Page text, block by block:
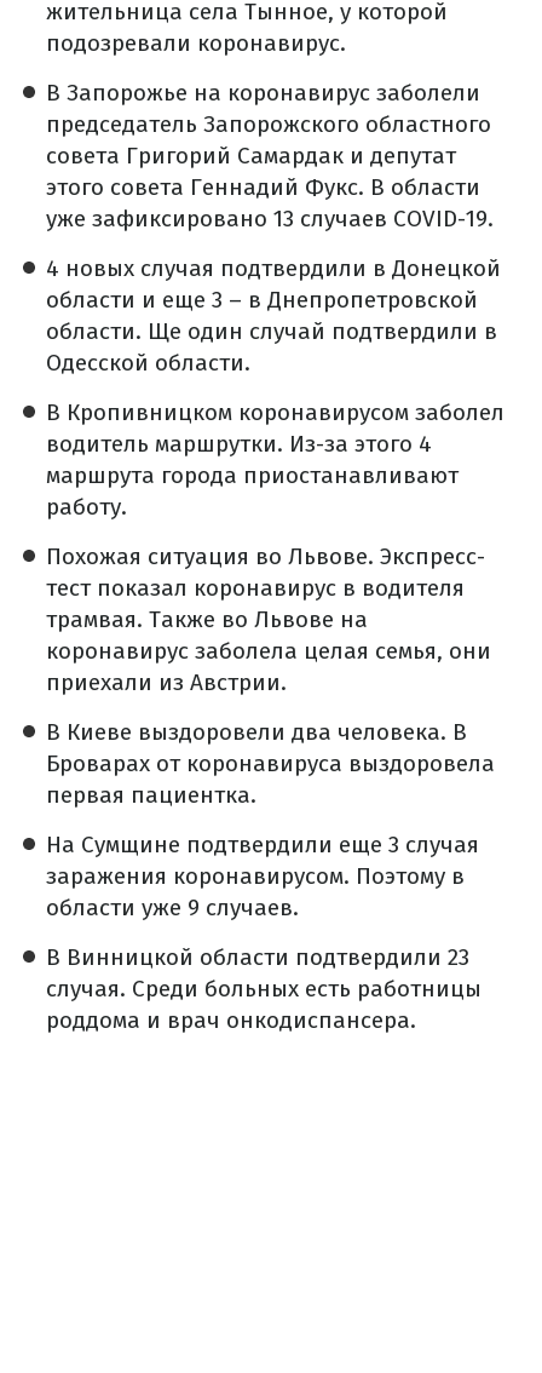
жительница села Тынное, у которой
подозревали коронавирус.
В Запорожье на коронавирус заболели
председатель Запорожского областного
совета Григорий Самардак и депутат
этого совета Геннадий Фукс. В области
уже зафиксировано 13 случаев COVID-19.
4 новых случая подтвердили в Донецкой
области и еще 3 – в Днепропетровской
области. Ще один случай подтвердили в
Одесской области.
В Кропивницком коронавирусом заболел
водитель маршрутки. Из-за этого 4
маршрута города приостанавливают
работу.
Похожая ситуация во Львове. Экспресс-
тест показал коронавирус в водителя
трамвая. Также во Львове на
коронавирус заболела целая семья, они
приехали из Австрии.
В Киеве выздоровели два человека. В
Броварах от коронавируса выздоровела
первая пациентка.
На Сумщине подтвердили еще 3 случая
заражения коронавирусом. Поэтому в
области уже 9 случаев.
В Винницкой области подтвердили 23
случая. Среди больных есть работницы
роддома и врач онкодиспансера.